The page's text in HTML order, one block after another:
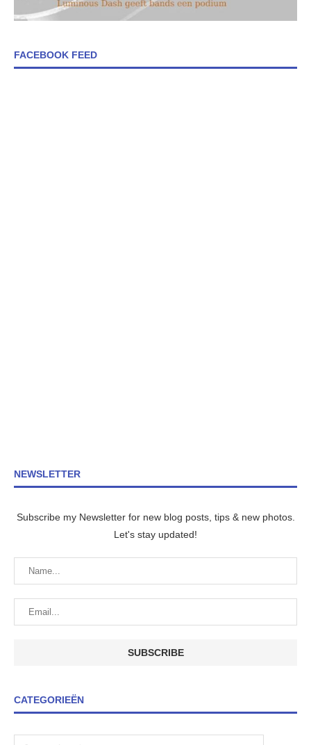
FACEBOOK FEED
NEWSLETTER
Subscribe my Newsletter for new blog posts, tips & new photos.
Let's stay updated!
CATEGORIEËN